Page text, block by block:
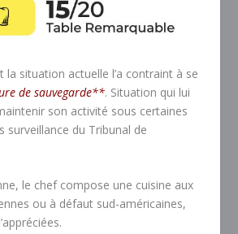
la situation actuelle l’a contraint à se
de sauvegarde**. Situation qui lui
son activité sous certaines
surveillance du Tribunal de
le chef compose une cuisine aux
ou à défaut sud-américaines,